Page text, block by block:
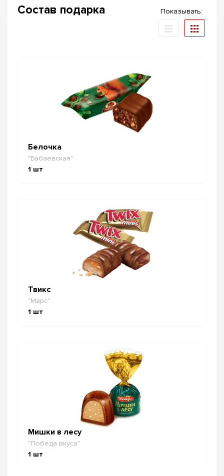
Состав подарка Показывать:
Белочка
"Бабаевская"
1 шт
Твикс
"Марс"
1 шт
Мишки в лесу
"Победа вкуса"
1 шт